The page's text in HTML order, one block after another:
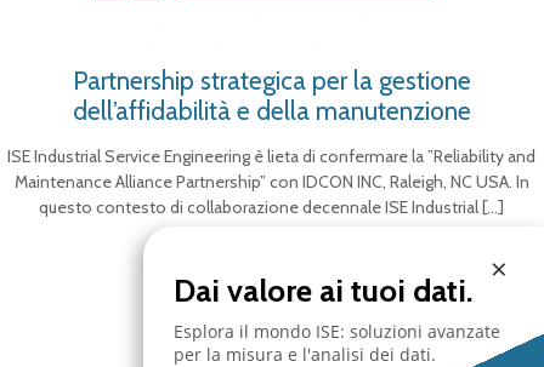
Partnership strategica per la gestione
dell’affidabilità e della manutenzione
ISE Industrial Service Engineering è lieta di confermare la ”Reliability and
Maintenance Alliance Partnership” con IDCON INC, Raleigh, NC USA. In
questo contesto di collaborazione decennale ISE Industrial[…]
×
Dai valore ai tuoi dati.
Esplora il mondo ISE: soluzioni avanzate
per la misura e l'analisi dei dati.